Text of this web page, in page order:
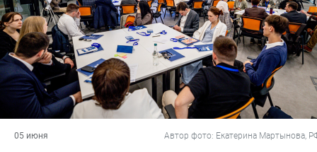
05 июня Автор фото: Екатерина Мартынова,